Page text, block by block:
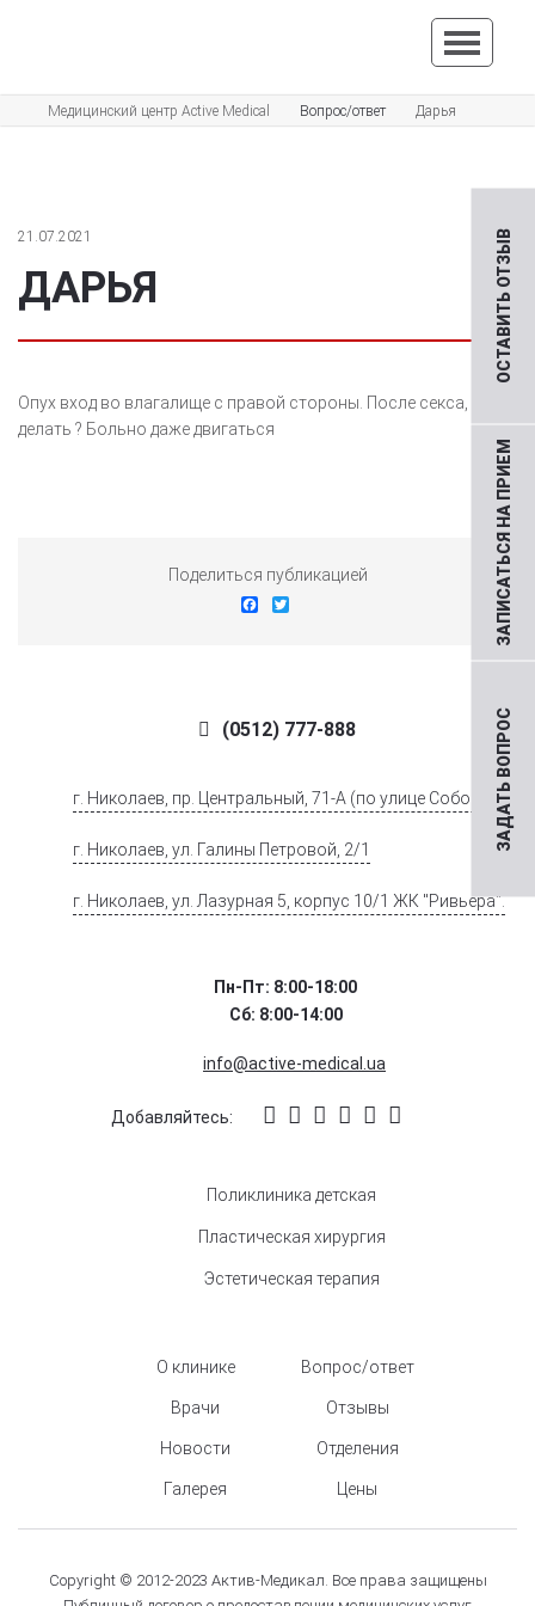
ЗАДАТЬ ВОПРОС
ЗАПИСАТЬСЯ НА ПРИЕМ
ОСТАВИТЬ ОТЗЫВ
Медицинский центр Active Medical Вопрос/ответ Дарья
21.07.2021
ДАРЬЯ
Опух вход во влагалище с правой стороны. После секса, что
делать ? Больно даже двигаться
Поделиться публикацией
Facebook
(0512) 777-888
г. Николаев, пр. Центральный, 71-А (по улице Соборной)
г. Николаев, ул. Галины Петровой, 2/1
г. Николаев, ул. Лазурная 5, корпус 10/1 ЖК "Ривьера".
Пн-Пт: 8:00-18:00
Сб: 8:00-14:00
info@active-medical.ua
Добавляйтесь:
Поликлиника детская
Пластическая хирургия
Эстетическая терапия
О клинике
Врачи
Новости
Галерея
Вопрос/ответ
Отзывы
Отделения
Цены
Copyright © 2012-2023 Актив-Медикал. Все права защищены